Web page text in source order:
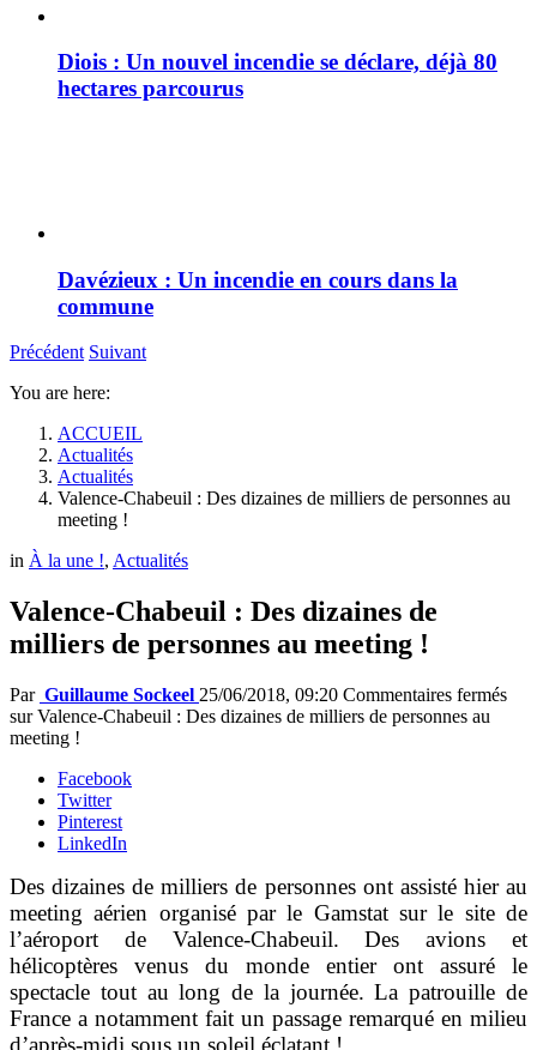
Diois : Un nouvel incendie se déclare, déjà 80
hectares parcourus
Davézieux : Un incendie en cours dans la
commune
Précédent Suivant
You are here:
ACCUEIL
Actualités
Actualités
Valence-Chabeuil : Des dizaines de milliers de personnes au
meeting !
in À la une !, Actualités
Valence-Chabeuil : Des dizaines de
milliers de personnes au meeting !
Par Guillaume Sockeel 25/06/2018, 09:20 Commentaires fermés
sur Valence-Chabeuil : Des dizaines de milliers de personnes au
meeting !
Facebook
Twitter
Pinterest
LinkedIn
Des dizaines de milliers de personnes ont assisté hier au
meeting aérien organisé par le Gamstat sur le site de
l’aéroport de Valence-Chabeuil. Des avions et
hélicoptères venus du monde entier ont assuré le
spectacle tout au long de la journée. La patrouille de
France a notamment fait un passage remarqué en milieu
d’après-midi sous un soleil éclatant !